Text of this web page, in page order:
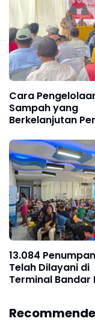
Cara
Sampah yang
Berkelanjutan
13.084
Telah Dilayani di
Terminal Bandar